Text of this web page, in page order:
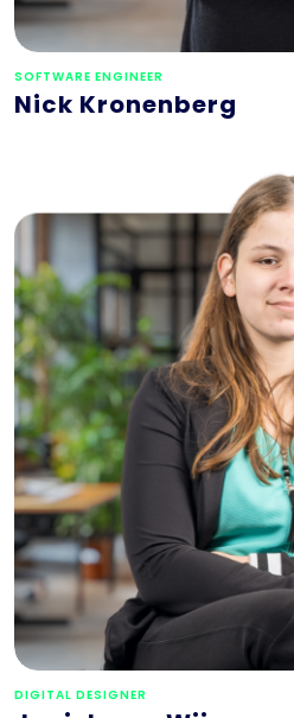
SOFTWARE ENGINEER
Nick Kronenberg
DIGITAL DESIGNER
Janiek van Wijncoop